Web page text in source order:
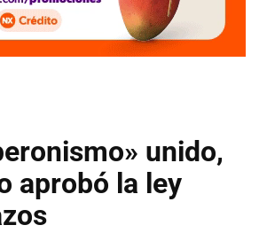
unido,
aprobó la ley